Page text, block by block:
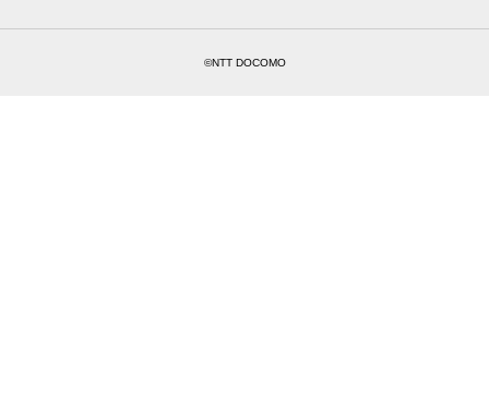
©NTT DOCOMO